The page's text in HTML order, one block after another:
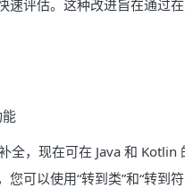
速评估。这种改进旨在通过
全，现在可在 Java 和
可以使用“转到类”和“转到符